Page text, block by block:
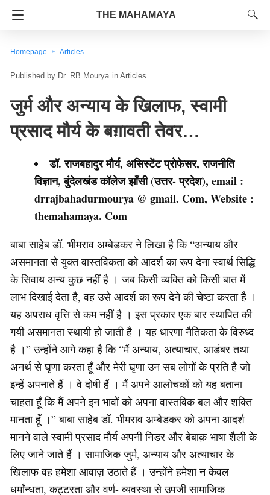
THE MAHAMAYA
Homepage Articles
Dr. RB Mourya in Articles
जुर्म और अन्याय के खिलाफ, स्वामी
प्रसाद मौर्य के बग़ावती तेवर…
डॉ. राजबहादुर मौर्य, असिस्टेंट प्रोफेसर, राजनीति
विज्ञान, बुंदेलखंड कॉलेज झाँसी (उत्तर- प्रदेश), email :
drrajbahadurmourya @ gmail. Com, Website :
themahamaya. Com
बाबा साहेब डॉ. भीमराव अम्बेडकर ने लिखा है कि “अन्याय और
असमानता से युक्त वास्तविकता को आदर्श का रूप देना स्वार्थ सिद्धि
के सिवाय अन्य कुछ नहीं है । जब किसी व्यक्ति को किसी बात में
लाभ दिखाई देता है, वह उसे आदर्श का रूप देने की चेष्टा करता है ।
यह अपराध वृत्ति से कम नहीं है । इस प्रकार एक बार स्थापित की
गयी असमानता स्थायी हो जाती है । यह धारणा नैतिकता के विरुध्द
है ।” उन्होंने आगे कहा है कि “मैं अन्याय, अत्याचार, आडंबर तथा
अनर्थ से घृणा करता हूँ और मेरी घृणा उन सब लोगों के प्रति है जो
इन्हें अपनाते हैं । वे दोषी हैं । मैं अपने आलोचकों को यह बताना
चाहता हूँ कि मैं अपने इन भावों को अपना वास्तविक बल और शक्ति
मानता हूँ ।” बाबा साहेब डॉ. भीमराव अम्बेडकर को अपना आदर्श
मानने वाले स्वामी प्रसाद मौर्य अपनी निडर और बेबाक़ भाषा शैली के
लिए जाने जाते हैं । सामाजिक जुर्म, अन्याय और अत्याचार के
खिलाफ वह हमेशा आवाज़ उठाते हैं । उन्होंने हमेशा न केवल
धर्मांन्धता, कट्टरता और वर्ण- व्यवस्था से उपजी सामाजिक